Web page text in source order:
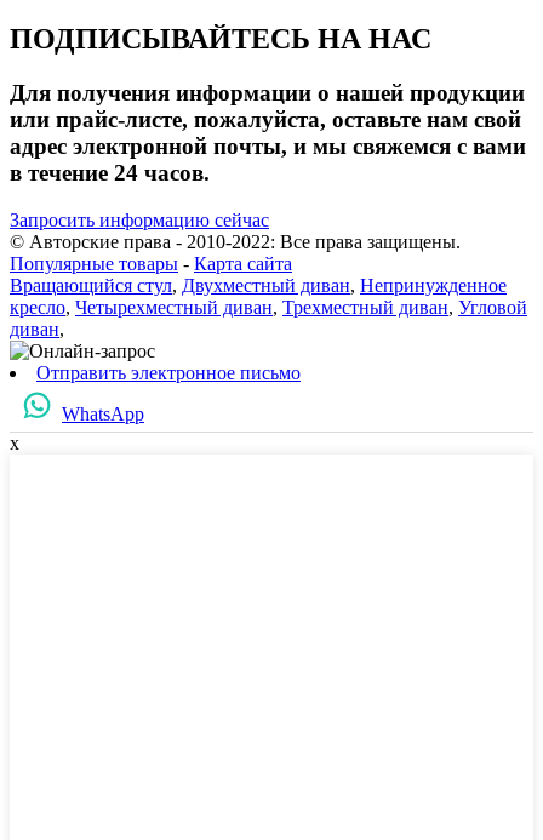
ПОДПИСЫВАЙТЕСЬ НА НАС
Для получения информации о нашей продукции
или прайс-листе, пожалуйста, оставьте нам свой
адрес электронной почты, и мы свяжемся с вами
в течение 24 часов.
Запросить информацию сейчас
© Авторские права - 2010-2022: Все права защищены.
Популярные товары - Карта сайта
Вращающийся стул, Двухместный диван, Непринужденное
кресло, Четырехместный диван, Трехместный диван, Угловой
диван,
Отправить электронное письмо
WhatsApp
x